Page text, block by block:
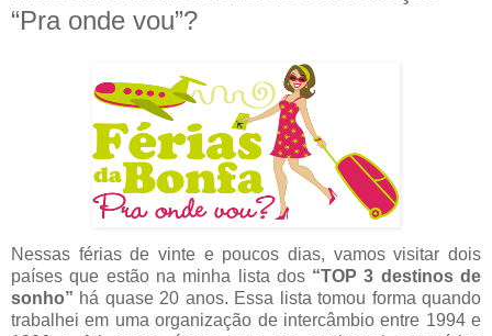
“Pra onde vou”?
Nessas férias de vinte e poucos dias, vamos visitar dois
países que estão na minha lista dos “TOP 3 destinos de
sonho” há quase 20 anos. Essa lista tomou forma quando
trabalhei em uma organização de intercâmbio entre 1994 e